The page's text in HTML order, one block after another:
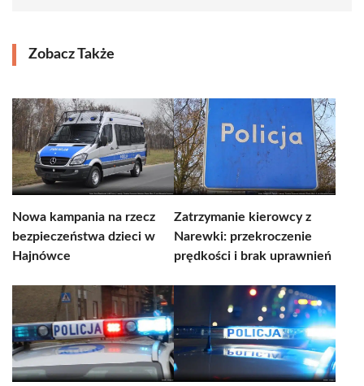
Zobacz Także
Nowa kampania na rzecz
bezpieczeństwa dzieci w
Hajnówce
Zatrzymanie kierowcy z
Narewki: przekroczenie
prędkości i brak uprawnień